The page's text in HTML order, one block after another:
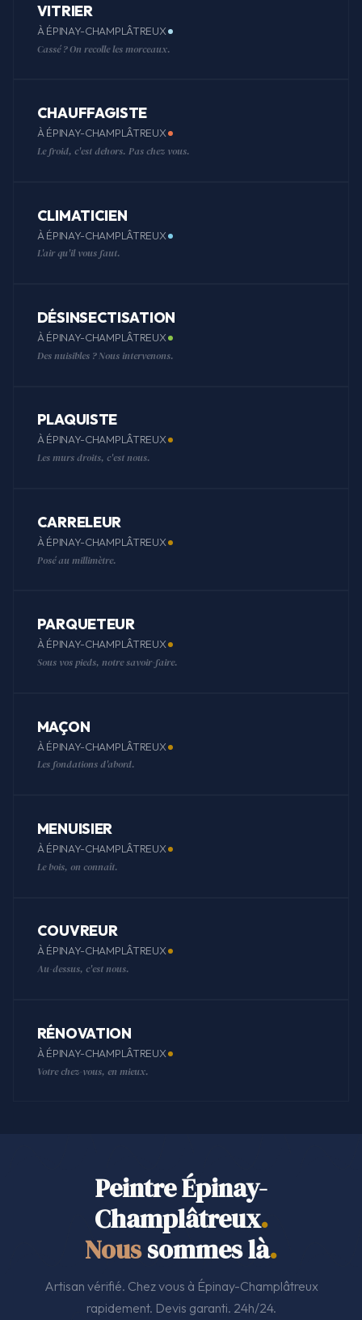
VITRIER
À ÉPINAY-CHAMPLÂTREUX
Cassé ? On recolle les morceaux.
CHAUFFAGISTE
À ÉPINAY-CHAMPLÂTREUX
Le froid, c'est dehors. Pas chez vous.
CLIMATICIEN
À ÉPINAY-CHAMPLÂTREUX
L'air qu'il vous faut.
DÉSINSECTISATION
À ÉPINAY-CHAMPLÂTREUX
Des nuisibles ? Nous intervenons.
PLAQUISTE
À ÉPINAY-CHAMPLÂTREUX
Les murs droits, c'est nous.
CARRELEUR
À ÉPINAY-CHAMPLÂTREUX
Posé au millimètre.
PARQUETEUR
À ÉPINAY-CHAMPLÂTREUX
Sous vos pieds, notre savoir-faire.
MAÇON
À ÉPINAY-CHAMPLÂTREUX
Les fondations d'abord.
MENUISIER
À ÉPINAY-CHAMPLÂTREUX
Le bois, on connaît.
COUVREUR
À ÉPINAY-CHAMPLÂTREUX
Au-dessus, c'est nous.
RÉNOVATION
À ÉPINAY-CHAMPLÂTREUX
Votre chez-vous, en mieux.
Peintre Épinay-
Champlâtreux.
Noussommes là.
Artisan vérifié. Chez vous à Épinay-Champlâtreux
rapidement. Devis garanti. 24h/24.